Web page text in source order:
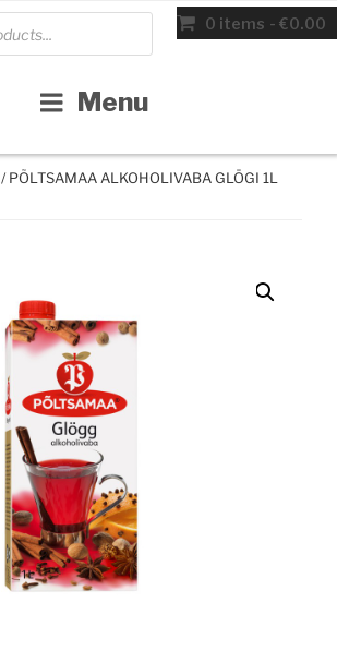
0 items €0.00
Menu
/ PÕLTSAMAA ALKOHOLIVABA GLÖGI 1L